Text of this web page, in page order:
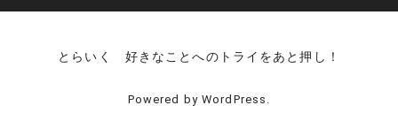
とらいく 好きなことへのトライをあと押し！
Powered by WordPress.